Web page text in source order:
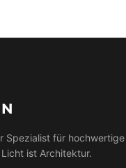
Spezialist für hochwertige
ist Architektur.